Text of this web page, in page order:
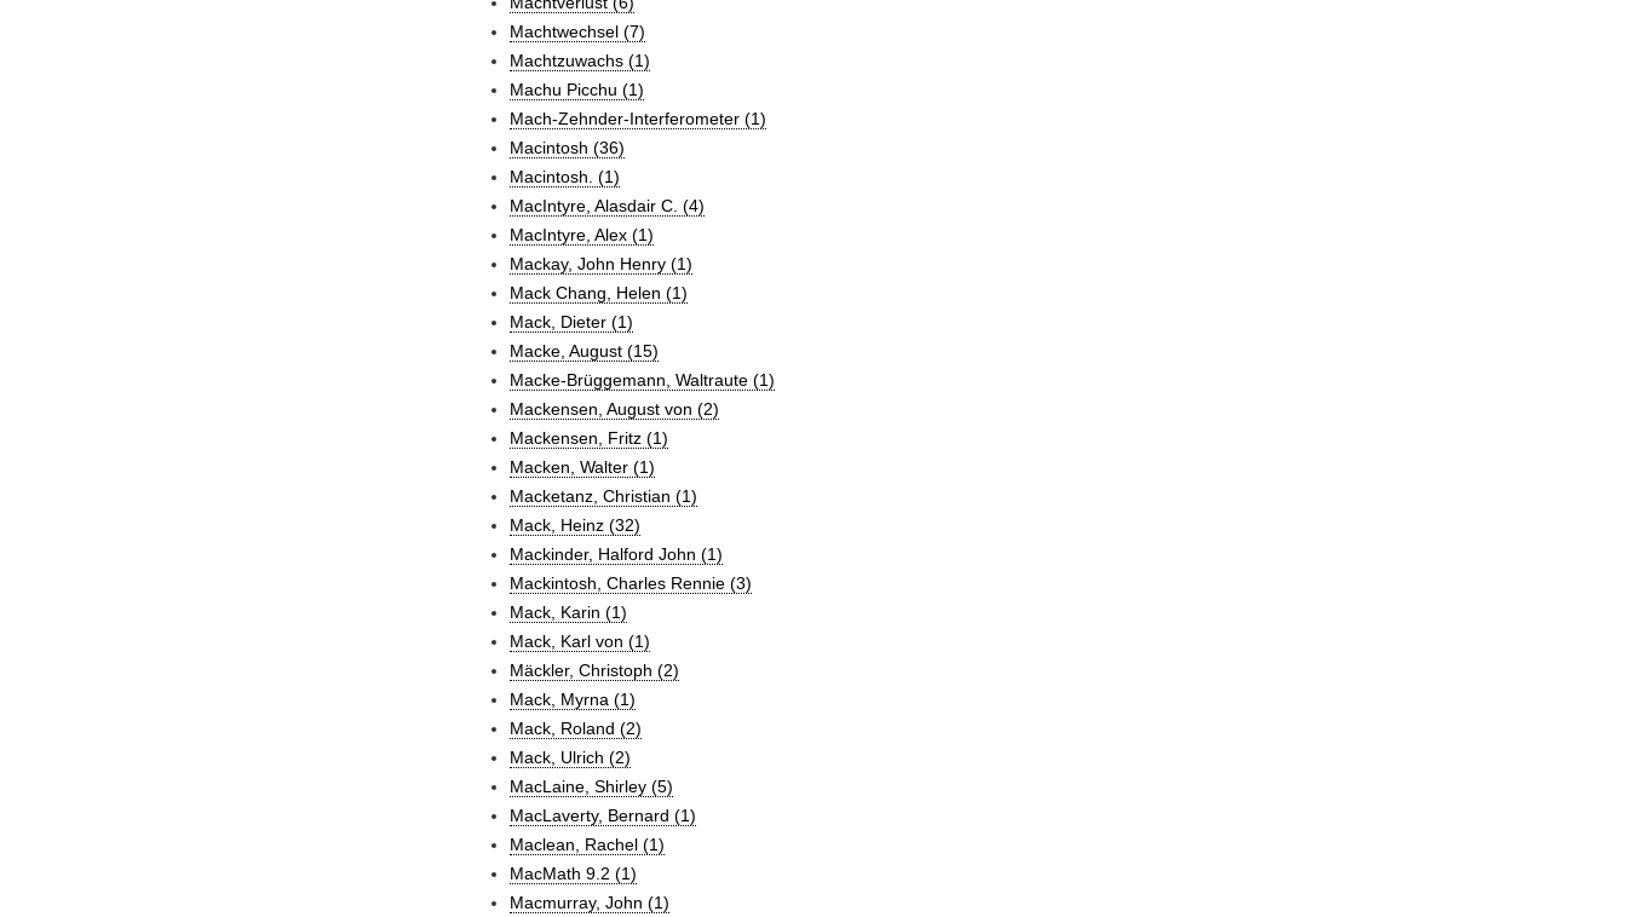
Machtwechsel (7)
Machtzuwachs (1)
Machu Picchu (1)
Mach-Zehnder-Interferometer (1)
Macintosh (36)
Macintosh. (1)
MacIntyre, Alasdair C. (4)
MacIntyre, Alex (1)
Mackay, John Henry (1)
Mack Chang, Helen (1)
Mack, Dieter (1)
Macke, August (15)
Macke-Brüggemann, Waltraute (1)
Mackensen, August von (2)
Mackensen, Fritz (1)
Macken, Walter (1)
Macketanz, Christian (1)
Mack, Heinz (32)
Mackinder, Halford John (1)
Mackintosh, Charles Rennie (3)
Mack, Karin (1)
Mack, Karl von (1)
Mäckler, Christoph (2)
Mack, Myrna (1)
Mack, Roland (2)
Mack, Ulrich (2)
MacLaine, Shirley (5)
MacLaverty, Bernard (1)
Maclean, Rachel (1)
MacMath 9.2 (1)
Macmurray, John (1)